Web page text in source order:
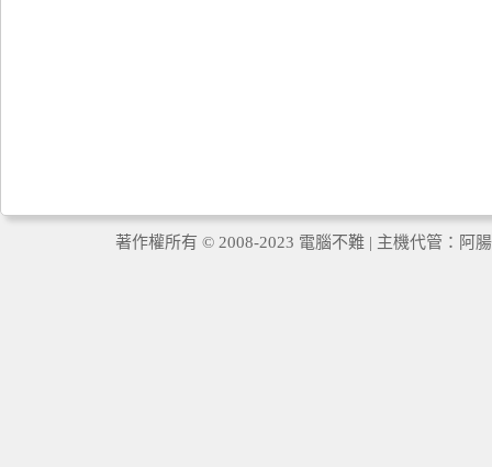
著作權所有 © 2008-2023 電腦不難 | 主機代管： 阿